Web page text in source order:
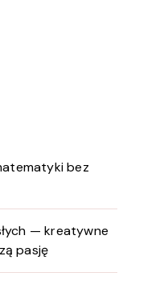
bez
— kreatywne
pasję